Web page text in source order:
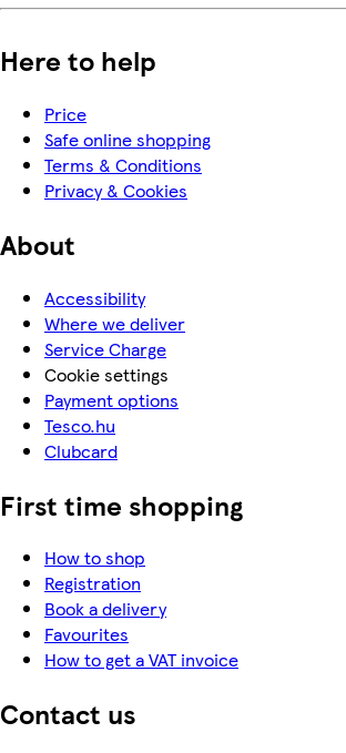
Here to help
Price
Safe online shopping
Terms & Conditions
Privacy & Cookies
About
Accessibility
Where we deliver
Service Charge
Cookie settings
Payment options
Tesco.hu
Clubcard
First time shopping
How to shop
Registration
Book a delivery
Favourites
How to get a VAT invoice
Contact us